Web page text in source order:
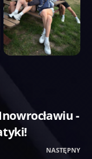
-
NASTĘPNY